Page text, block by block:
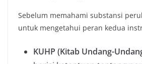
Sebelum memahami substansi
untuk mengetahui peran kedua
KUHP (Kitab Undang-